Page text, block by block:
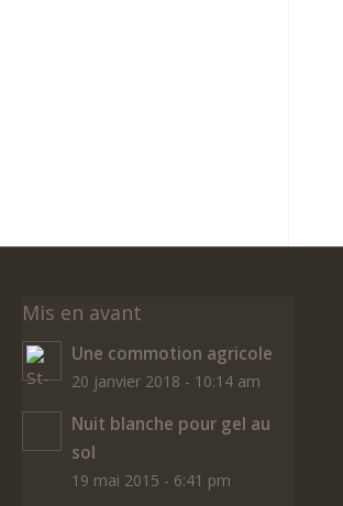
Mis en avant
Une commotion agricole
20 janvier 2018 - 10:14 am
Nuit blanche pour gel au
sol
19 mai 2015 - 6:41 pm